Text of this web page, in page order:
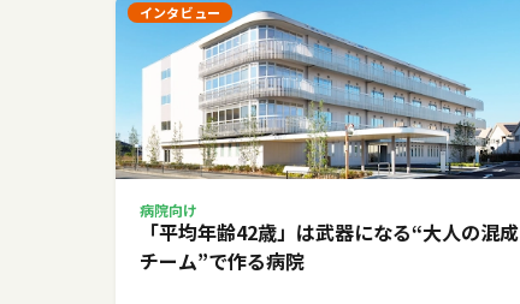
インタビュー
病院向け
「平均年齢42歳」は武器になる――“大人の混成
チーム”で作る病院